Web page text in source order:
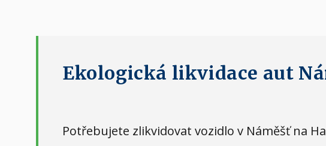
Ekologická likvidace aut
Potřebujete zlikvidovat vozidlo v Náměšť na